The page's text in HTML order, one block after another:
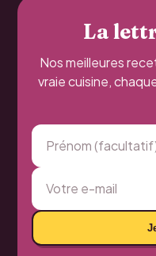
La
Nos meilleures
vraie cuisine,